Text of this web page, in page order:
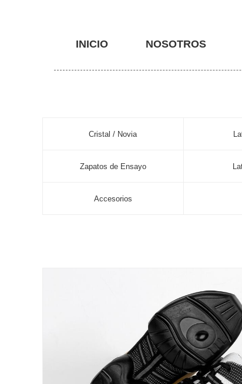
INICIO NOSOTROS
Cristal / Novia
Zapatos de Ensayo
Accesorios